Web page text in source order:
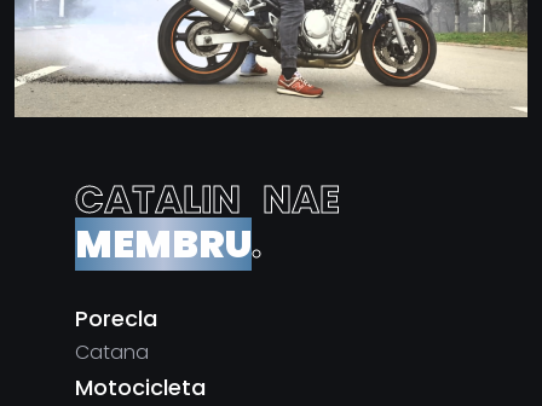
CATALIN NAE
MEMBRU.
Porecla
Catana
Motocicleta